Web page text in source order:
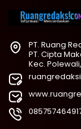
PT. Ruang
PT. Cipta
Kec.